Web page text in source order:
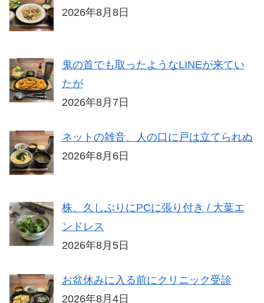
2026年8月8日
鬼の首でも取ったようなLINEが来てい
たが
2026年8月7日
ネットの雑音、人の口に戸は立てられぬ
2026年8月6日
株、久しぶりにPCに張り付き / 大葉エ
ンドレス
2026年8月5日
お盆休みに入る前にクリニック受診
2026年8月4日